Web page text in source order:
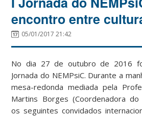
encontro entre
05/01/2017 21:42
No dia 27 de outubro de 2016
Jornada do NEMPsiC. Durante a
mesa-redonda mediada pela
Martins Borges (Coordenadora do
os seguintes convidados